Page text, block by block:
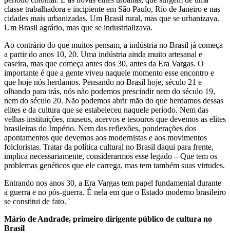
classe trabalhadora e incipiente em São Paulo, Rio de Janeiro e nas
cidades mais urbanizadas. Um Brasil rural, mas que se urbanizava.
Um Brasil agrário, mas que se industrializava.
Ao contrário do que muitos pensam, a indústria no Brasil já começa
a partir do anos 10, 20. Uma indústria ainda muito artesanal e
caseira, mas que começa antes dos 30, antes da Era Vargas. O
importante é que a gente viveu naquele momento esse encontro e
que hoje nós herdamos. Pensando no Brasil hoje, século 21 e
olhando para trás, nós não podemos prescindir nem do século 19,
nem do século 20. Não podemos abrir mão do que herdamos dessas
elites e da cultura que se estabeleceu naquele período. Nem das
velhas instituições, museus, acervos e tesouros que devemos as elites
brasileiras do Império. Nem das reflexões, ponderações dos
apontamentos que devemos aos modernistas e aos movimentos
folcloristas. Tratar da política cultural no Brasil daqui para frente,
implica necessariamente, considerarmos esse legado – Que tem os
problemas genéticos que ele carrega, mas tem também suas virtudes.
Entrando nos anos 30, a Era Vargas tem papel fundamental durante
a guerra e no pós-guerra. É nela em que o Estado moderno brasileiro
se constitui de fato.
Mário de Andrade, primeiro dirigente público de cultura no
Brasil